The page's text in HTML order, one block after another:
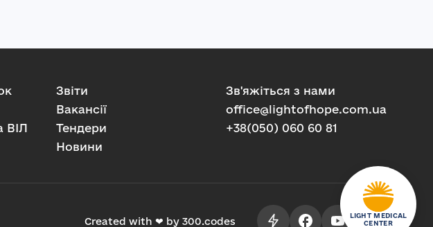
ВІЛ
Звіти
Вакансії
Тендери
Новини
Зв'яжіться з нами
office@lightofhope.com.ua
+38(050) 060 60 81
Created with ❤ by 300.codes
LIGHT MEDICAL
CENTER